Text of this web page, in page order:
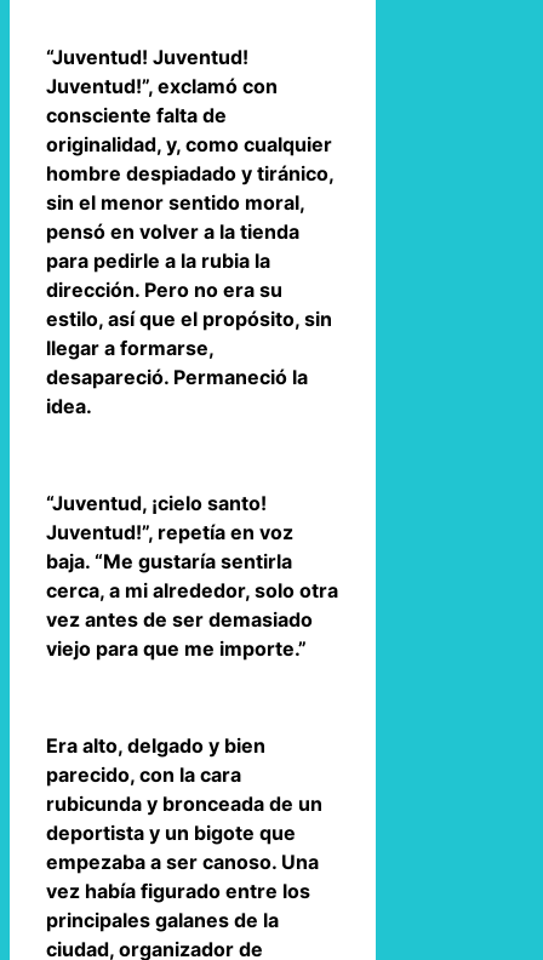
“Juventud! Juventud!
Juventud!”, exclamó con
consciente falta de
originalidad, y, como cualquier
hombre despiadado y tiránico,
sin el menor sentido moral,
pensó en volver a la tienda
para pedirle a la rubia la
dirección. Pero no era su
estilo, así que el propósito, sin
llegar a formarse,
desapareció. Permaneció la
idea.
“Juventud, ¡cielo santo!
Juventud!”, repetía en voz
baja. “Me gustaría sentirla
cerca, a mi alrededor, solo otra
vez antes de ser demasiado
viejo para que me importe.”
Era alto, delgado y bien
parecido, con la cara
rubicunda y bronceada de un
deportista y un bigote que
empezaba a ser canoso. Una
vez había figurado entre los
principales galanes de la
ciudad, organizador de